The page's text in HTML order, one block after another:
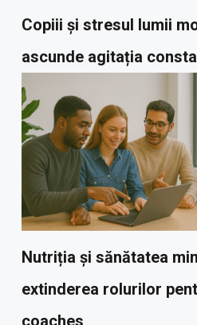
Copiii și stresul lumii
ascunde agitația
Nutriția și sănătatea
extinderea rolurilor
coaches